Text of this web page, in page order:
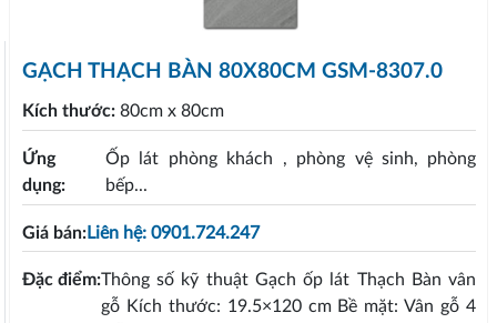
GẠCH THẠCH BÀN 80X80CM GSM-8307.0
Kích thước: 80cm x 80cm
Ứng
dụng:
Ốp lát phòng khách , phòng vệ sinh, phòng
bếp...
Giá bán:Liên hệ: 0901.724.247
Đặc điểm:Thông số kỹ thuật Gạch ốp lát Thạch Bàn vân
gỗ Kích thước: 19.5×120 cm Bề mặt: Vân gỗ 4